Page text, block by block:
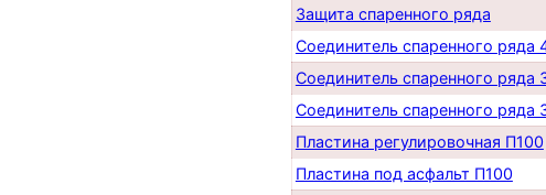
Защита спаренного ряда
Соединитель спаренного ряда
Соединитель спаренного ряда
Соединитель спаренного ряда
Пластина регулировочная П100
Пластина под асфальт П100